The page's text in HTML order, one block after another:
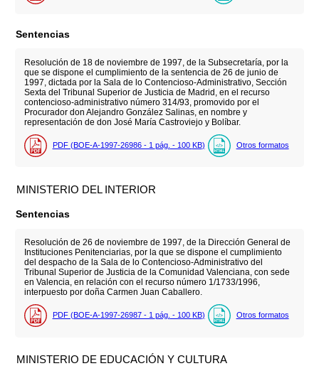
Sentencias
Resolución de 18 de noviembre de 1997, de la Subsecretaría, por la
que se dispone el cumplimiento de la sentencia de 26 de junio de
1997, dictada por la Sala de lo Contencioso-Administrativo, Sección
Sexta del Tribunal Superior de Justicia de Madrid, en el recurso
contencioso-administrativo número 314/93, promovido por el
Procurador don Alejandro González Salinas, en nombre y
representación de don José María Castroviejo y Bolíbar.
PDF (BOE-A-1997-26986 - 1 pág. - 100 KB) Otros formatos
MINISTERIO DEL INTERIOR
Sentencias
Resolución de 26 de noviembre de 1997, de la Dirección General de
Instituciones Penitenciarias, por la que se dispone el cumplimiento
del despacho de la Sala de lo Contencioso-Administrativo del
Tribunal Superior de Justicia de la Comunidad Valenciana, con sede
en Valencia, en relación con el recurso número 1/1733/1996,
interpuesto por doña Carmen Juan Caballero.
PDF (BOE-A-1997-26987 - 1 pág. - 100 KB) Otros formatos
MINISTERIO DE EDUCACIÓN Y CULTURA